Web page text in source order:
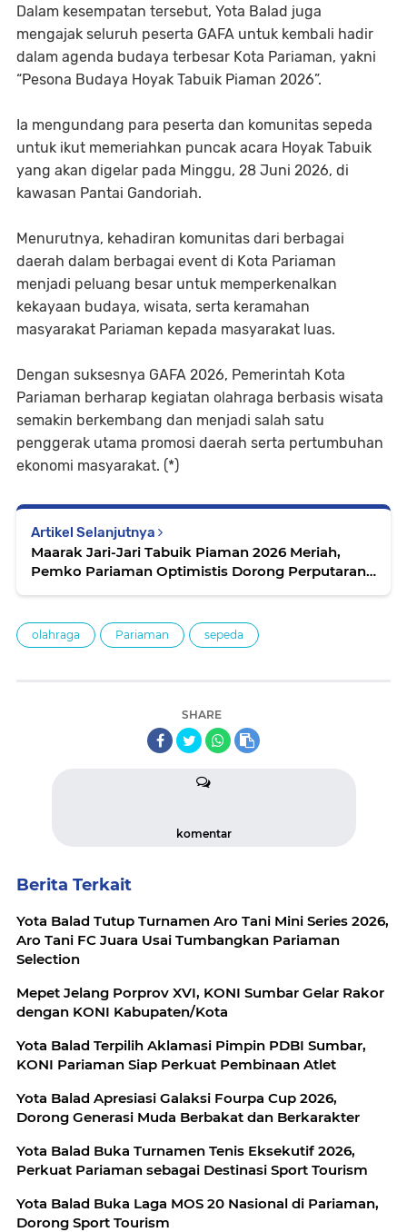
Dalam kesempatan tersebut, Yota Balad juga
mengajak seluruh peserta GAFA untuk kembali hadir
dalam agenda budaya terbesar Kota Pariaman, yakni
“Pesona Budaya Hoyak Tabuik Piaman 2026”.
Ia mengundang para peserta dan komunitas sepeda
untuk ikut memeriahkan puncak acara Hoyak Tabuik
yang akan digelar pada Minggu, 28 Juni 2026, di
kawasan Pantai Gandoriah.
Menurutnya, kehadiran komunitas dari berbagai
daerah dalam berbagai event di Kota Pariaman
menjadi peluang besar untuk memperkenalkan
kekayaan budaya, wisata, serta keramahan
masyarakat Pariaman kepada masyarakat luas.
Dengan suksesnya GAFA 2026, Pemerintah Kota
Pariaman berharap kegiatan olahraga berbasis wisata
semakin berkembang dan menjadi salah satu
penggerak utama promosi daerah serta pertumbuhan
ekonomi masyarakat. (*)
Artikel Selanjutnya
Maarak Jari-Jari Tabuik Piaman 2026 Meriah,
Pemko Pariaman Optimistis Dorong Perputaran
olahraga Pariaman sepeda
SHARE
komentar
Berita Terkait
Yota Balad Tutup Turnamen Aro Tani Mini Series 2026,
Aro Tani FC Juara Usai Tumbangkan Pariaman
Selection
Mepet Jelang Porprov XVI, KONI Sumbar Gelar Rakor
dengan KONI Kabupaten/Kota
Yota Balad Terpilih Aklamasi Pimpin PDBI Sumbar,
KONI Pariaman Siap Perkuat Pembinaan Atlet
Yota Balad Apresiasi Galaksi Fourpa Cup 2026,
Dorong Generasi Muda Berbakat dan Berkarakter
Yota Balad Buka Turnamen Tenis Eksekutif 2026,
Perkuat Pariaman sebagai Destinasi Sport Tourism
Yota Balad Buka Laga MOS 20 Nasional di Pariaman,
Dorong Sport Tourism